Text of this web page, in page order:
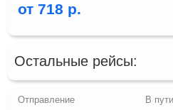
от 718 р.
Остальные рейсы: